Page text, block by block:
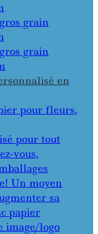
grain
grain
en
pour fleurs,
pour tout
vous,
Un moyen
sa
papier
image/logo